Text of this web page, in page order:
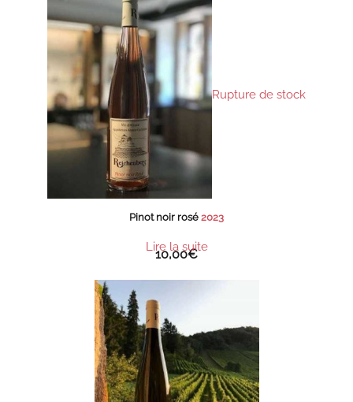
Rupture de stock
Pinot noir rosé 2023
10,00€
Lire la suite